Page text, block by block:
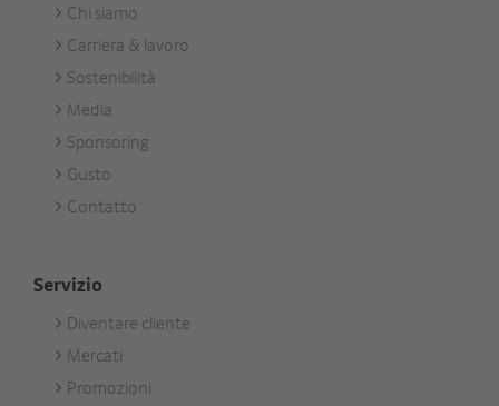
Footer
Unternehmen
Chi siamo
Carriera & lavoro
Sostenibilità
Media
Sponsoring
Gusto
Contatto
Servizio
Footer
Services
Diventare cliente
Mercati
Promozioni